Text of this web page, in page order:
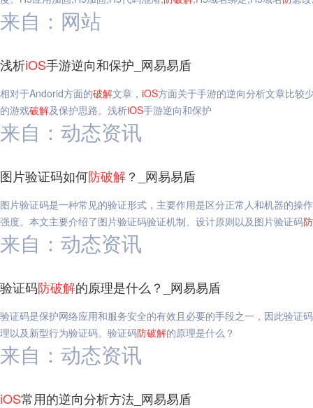
来自：网站
浅析iOS手游逆向和保护_网易易盾
相对于Andorid方面的破解文章， iOS方面关于手游的逆向分析文章比较
的游戏破解及保护思路。浅析iOS手游逆向和保护
来自：动态资讯
图片验证码如何防破解？_网易易盾
图片验证码是一种常见的验证形式，主要作用是区分正常人和机器的操
强度。本文主要介绍了图片验证码验证机制、设计原则以及图片验证码防
来自：动态资讯
验证码防破解的原理是什么？_网易易盾
验证码是保护网络应用和服务安全的有效且必要的手段之一，因此验证码
理以及新型行为验证码。验证码防破解的原理是什么？
来自：动态资讯
iOS常用的逆向分析方法_网易易盾